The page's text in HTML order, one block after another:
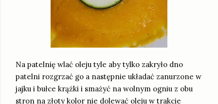
Na patelnię wlać oleju tyle aby tylko zakryło dno
patelni rozgrzać go a następnie układać zanurzone w
jajku i bułce krążki i smażyć na wolnym ogniu z obu
stron na złoty kolor nie dolewać oleju w trakcie